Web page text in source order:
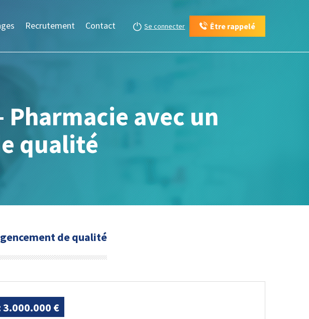
Recrutement Contact Se connecter Être rappelé
Pharmacie avec un
qualité
de qualité
€